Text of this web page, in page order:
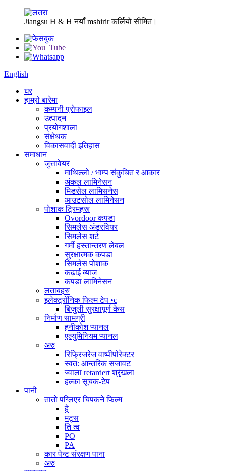
Jiangsu H & H नयाँ mshirir कर्लियो सीमित।
English
घर
हाम्रो बारेमा
कम्पनी प्रोफाइल
उत्पादन
प्रयोगशाला
संक्षेथक
विकासवादी इतिहास
समाधान
जुत्तावेयर
माथिल्लो / भाम्प संकुचित र आकार
अंकल लामिनेसन
मिडसेल लामिसनेस
आउटसोल लामिनेसन
पोशाक ट्रिमहरू
Ovordoor कपडा
सिमलेस अंडरवियर
सिमलेस शर्ट
गर्मी हस्तान्तरण लेबल
सुरक्षात्मक कपडा
सिमलेस पोशाक
कढ़ाई ब्याज
कपडा लामिनेसन
लताबहरु
इलेक्ट्रॉनिक फिल्म टेप •c
बिजुली सुरक्षापूर्ण केस
निर्माण सामग्री
हनीकोश प्यानल
एल्युमिनियम प्यानल
अरु
रिफ्रिजरेज वाष्पीपोरेक्टर
स्वत: आन्तरिक सजावट
ज्वाला retardert श्रृंखला
हल्का सूचक-टेप
पानी
तातो पग्लिएर चिपकने फिल्म
हे
मट्स
ति त्व
PO
PA
कार पेन्ट संरक्षण पाना
अरु